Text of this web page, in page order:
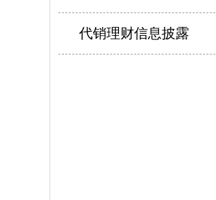
代销理财信息披露